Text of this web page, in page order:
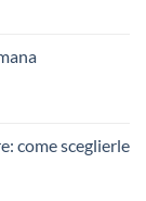
come sceglierle